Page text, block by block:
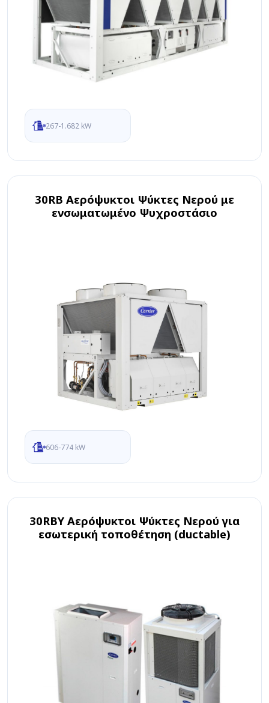
267-1.682 kW
30RB Αερόψυκτοι Ψύκτες Νερού με
ενσωματωμένο Ψυχροστάσιο
606-774 kW
30RBY Αερόψυκτοι Ψύκτες Νερού για
εσωτερική τοποθέτηση (ductable)